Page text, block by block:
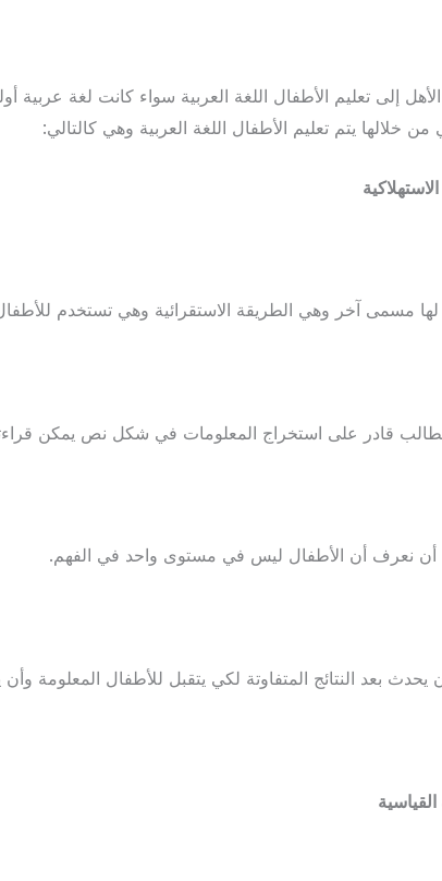
إلى تعليم الأطفال اللغة العربية سواء كانت لغة عربية
من خلالها يتم تعليم الأطفال اللغة العربية وهي كالتالي:
لها مسمى آخر وهي الطريقة الاستقرائية وهي تستخدم
قادر على استخراج المعلومات في شكل نص يمكن
أن نعرف أن الأطفال ليس في مستوى واحد في الفهم.
بعد النتائج المتفاوتة لكي يتقبل للأطفال المعلومة وأن
القياسية